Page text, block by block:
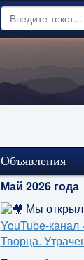
Объявления
Май 2026 года
Мы
Творца.